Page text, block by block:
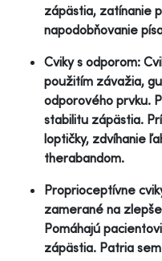
zápästia, zatínanie
napodobňovanie
Cviky s odporom:
použitím závažia,
odporového prvku.
stabilitu zápästia.
loptičky, zdvíhanie
therabandom.
Proprioceptívne
zamerané na
Pomáhajú
zápästia. Patria